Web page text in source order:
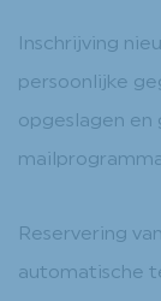
Inschrijving
persoonlijke
opgeslagen en
Reservering
automatische